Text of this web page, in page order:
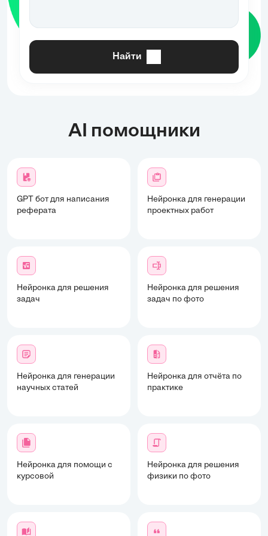
Найти
AI помощники
GPT бот для написания
реферата
Нейронка для генерации
проектных работ
Нейронка для решения
задач
Нейронка для решения
задач по фото
Нейронка для генерации
научных статей
Нейронка для отчёта по
практике
Нейронка для помощи с
курсовой
Нейронка для решения
физики по фото